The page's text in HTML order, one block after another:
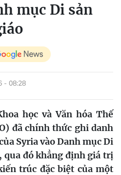
mục Di sản
- 08:28
học và Văn hóa Thế
đã chính thức ghi danh
Syria vào Danh mục Di
qua đó khẳng định giá trị
trúc đặc biệt của một